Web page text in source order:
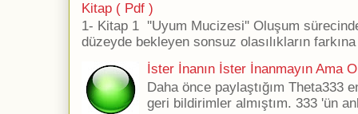
Kitap ( Pdf )
1- Kitap 1 ''Uyum Mucizesi'' Oluşum
düzeyde bekleyen sonsuz olasılıkların
İster İnanın İster İnanmayın Ama
Daha önce paylaştığım Theta333
geri bildirimler almıştım. 333 'ün